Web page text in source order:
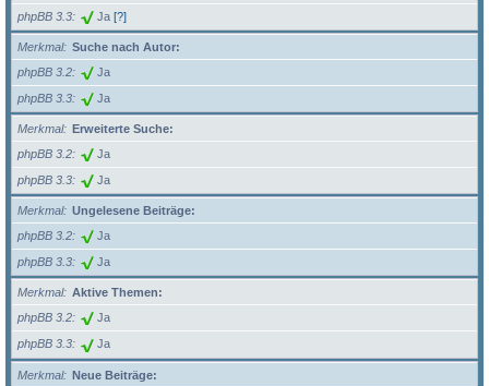
phpBB 3.3 Ja [?]
Merkmal
Suche nach Autor:
phpBB 3.2
Ja
phpBB 3.3 Ja
Merkmal
Erweiterte Suche:
phpBB 3.2
Ja
phpBB 3.3 Ja
Merkmal
Ungelesene Beiträge:
phpBB 3.2
Ja
phpBB 3.3 Ja
Merkmal
Aktive Themen:
phpBB 3.2
Ja
phpBB 3.3 Ja
Merkmal
Neue Beiträge: